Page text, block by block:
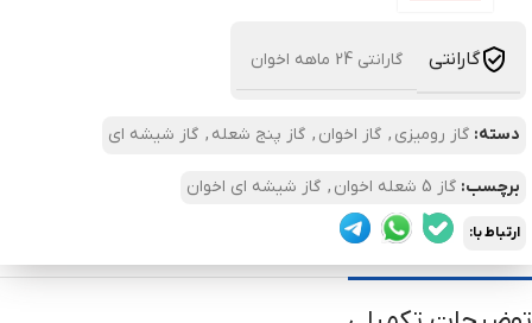
گارانتی گارانتی 24 ماهه اخوان
دسته: گاز رومیزی , گاز اخوان , گاز پنج شعله , گاز شیشه ای
برچسب: گاز 5 شعله اخوان , گاز شیشه ای اخوان
ارتباط با: